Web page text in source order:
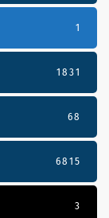
1
1831
68
6815
3